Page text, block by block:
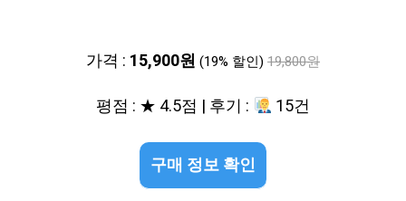
가격 : 15,900원 (19% 할인) 19,800원
평점 : ★ 4.5점 | 후기 : 15건
구매 정보 확인